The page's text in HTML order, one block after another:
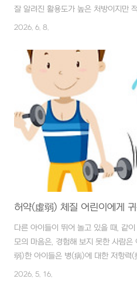
잘 알려진 활용도가 높은 처방이지만
초래할 수 있다. ■ 재료 백작약(白芍
(甘草) 3g, 생강(生薑) 3쪽, 대추(大
芍藥), 숙지황(熟地黃), 황기(黃芪),
皮), 감초(甘草), 생강(生薑), 대추(大
안 달인다. ■ 복용법 1일 3회 식후 1
다. 처방 내용 중에서 백작약(白芍..
2026. 6. 8.
허약(虛弱) 체질 어린이에게
다른 아이들이 뛰어 놀고 있을 때, 같
모의 마음은, 경험해 보지 못한 사람은
弱)한 아이들은 병(病)에 대한 저항력
모의 과잉보호(過剩保護)에 따라 의지
2026. 5. 16.